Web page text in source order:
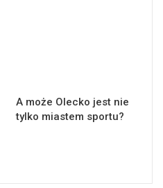
A może Olecko jest nie
tylko miastem sportu?